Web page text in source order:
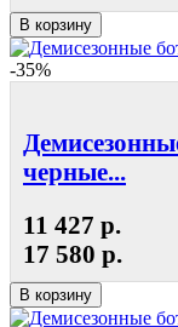
В корзину
-35%
черные...
11 427 р.
17 580 р.
В корзину